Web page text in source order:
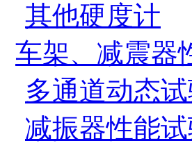
其他硬度计
车架、减震器
多通道动态
减振器性能